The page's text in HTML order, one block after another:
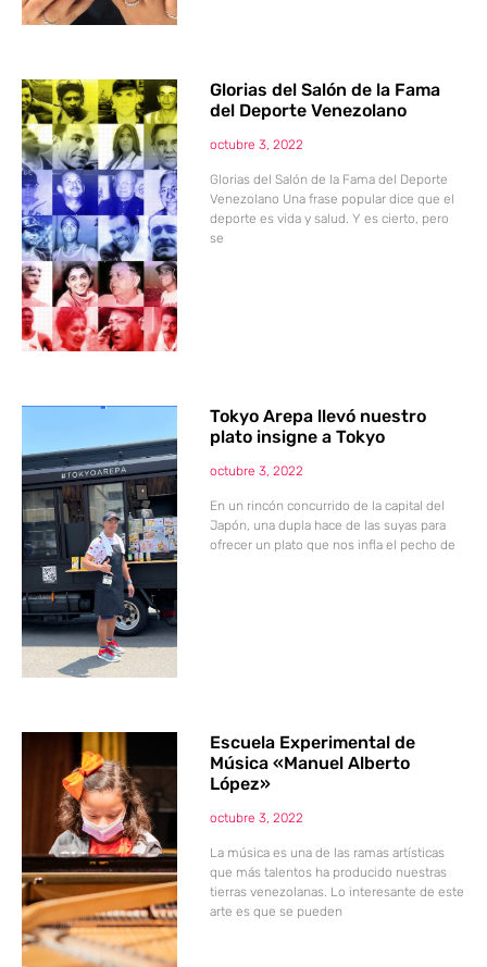
Glorias del Salón de la Fama
del Deporte Venezolano
octubre 3, 2022
Glorias del Salón de la Fama del Deporte
Venezolano Una frase popular dice que el
deporte es vida y salud. Y es cierto, pero
se
Tokyo Arepa llevó nuestro
plato insigne a Tokyo
octubre 3, 2022
En un rincón concurrido de la capital del
Japón, una dupla hace de las suyas para
ofrecer un plato que nos infla el pecho de
Escuela Experimental de
Música «Manuel Alberto
López»
octubre 3, 2022
La música es una de las ramas artísticas
que más talentos ha producido nuestras
tierras venezolanas. Lo interesante de este
arte es que se pueden